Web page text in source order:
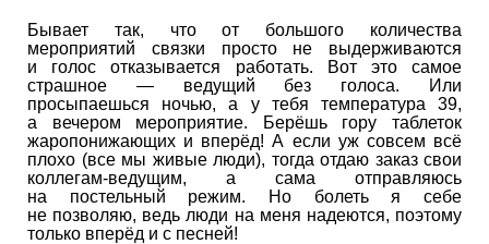
Бывает так, что от большого количества
мероприятий связки просто не выдерживаются
и голос отказывается работать. Вот это самое
страшное — ведущий без голоса. Или
просыпаешься ночью, а у тебя температура 39,
а вечером мероприятие. Берёшь гору таблеток
жаропонижающих и вперёд! А если уж совсем всё
плохо (все мы живые люди), тогда отдаю заказ свои
коллегам-ведущим, а сама отправляюсь
на постельный режим. Но болеть я себе
не позволяю, ведь люди на меня надеются, поэтому
только вперёд и с песней!